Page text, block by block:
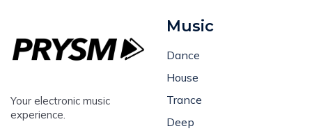
Your electronic music
experience.
Music
Dance
House
Trance
Deep